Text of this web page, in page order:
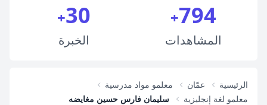
794
+
المشاهدات
30
+
الخبرة
الرئيسية عمّان
معلمو مواد مدرسية
معلمو لغة إنجليزية
سليمان فارس حسين مغايضه